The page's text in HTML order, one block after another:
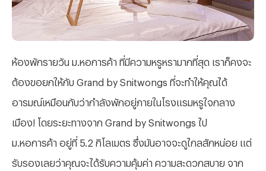
ห้องพักรายวัน ม.หอการค้า ที่มีความหรูหรามากที่สุด เราก็คงจะ
ต้องขอยกให้กับ Grand by Snitwongs ที่จะทำให้คุณได้
อารมณ์เหมือนกับว่ากำลังพักอยู่ภายในโรงแรมหรูใจกลาง
เมือง! โดยระยะทางจาก Grand by Snitwongs ไป
ม.หอการค้า อยู่ที่ 5.2 กิโลเมตร ซึ่งมันอาจจะดูไกลสักหน่อย แต่
รับรองเลยว่าคุณจะได้รับความคุ้มค่า ความสะดวกสบาย จาก